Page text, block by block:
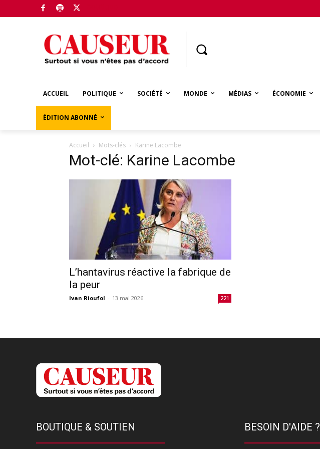
ACCUEIL POLITIQUE SOCIÉTÉ MONDE MÉDIAS ÉCONOMIE
ÉDITION ABONNÉ
Accueil Mots-clés Karine Lacombe
Mot-clé: Karine Lacombe
L’hantavirus réactive la fabrique de
la peur
Ivan Rioufol - 13 mai 2026 221
BOUTIQUE & SOUTIEN BESOIN D'AIDE ?